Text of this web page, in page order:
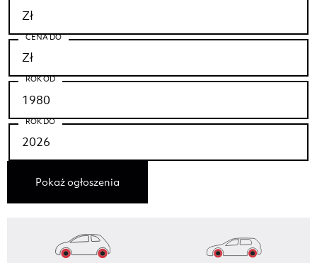
CENA DO
ROK OD
ROK DO
Pokaż ogłoszenia